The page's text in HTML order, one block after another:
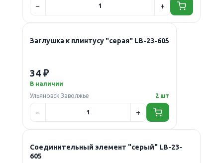
Заглушка к плинтусу "серая" LB-23-605
34 ₽
В наличии
Ульяновск Заволжье
2 шт
Соединительный элемент "серый" LB-23-
605